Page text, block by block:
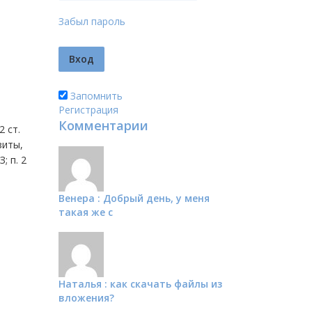
ст.
п. 2
Забыл пароль
Запомнить
Регистрация
Комментарии
Венера : Добрый день, у меня
такая же с
Наталья : как скачать файлы из
вложения?